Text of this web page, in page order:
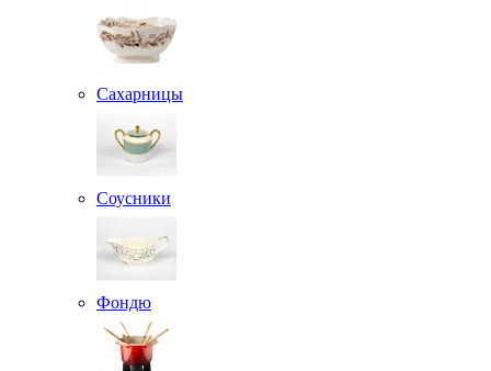
Сахарницы
Соусники
Фондю